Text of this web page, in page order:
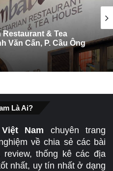
& Tea
Văn Cấn, P. Cầu Ông
Là Ai?
Nam chuyên trang
về chia sẻ các bài
thống kê các địa
nhất, uy tín nhất ở dạng